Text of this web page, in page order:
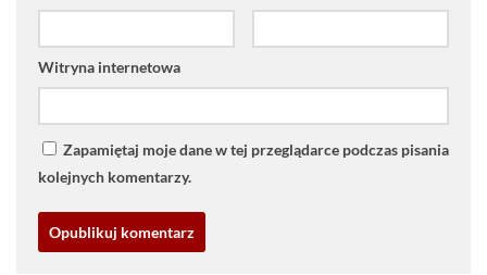
Witryna internetowa
Zapamiętaj moje dane w tej przeglądarce podczas pisania
kolejnych komentarzy.